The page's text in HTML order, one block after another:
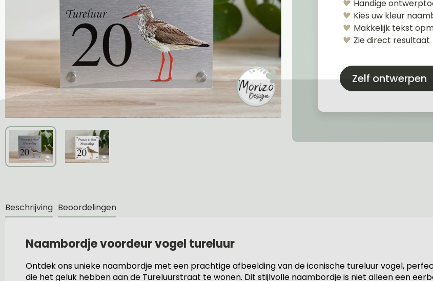
Handige
Kies uw kleur
Makkelijk tekst
Zie direct resultaat
Zelf ontwerpen
Beschrijving Beoordelingen
Naambordje voordeur vogel tureluur
Ontdek ons unieke naambordje met een prachtige afbeelding van de iconische tureluur vogel,
die het geluk hebben aan de Tureluurstraat te wonen. Dit stijlvolle naambordje is niet alleen een